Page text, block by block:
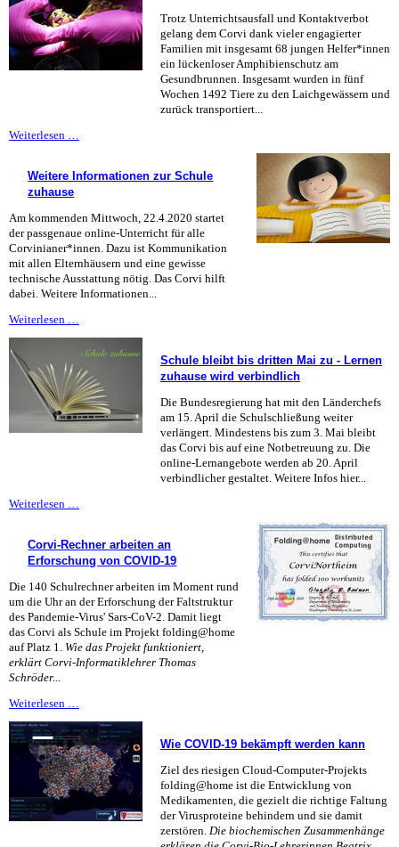
Trotz Unterrichtsausfall und Kontaktverbot
gelang dem Corvi dank vieler engagierter
Familien mit insgesamt 68 jungen Helfer*innen
ein lückenloser Amphibienschutz am
Gesundbrunnen. Insgesamt wurden in fünf
Wochen 1492 Tiere zu den Laichgewässern und
zurück transportiert...
Weiterlesen …
Weitere Informationen zur Schule
zuhause
Am kommenden Mittwoch, 22.4.2020 startet
der passgenaue online-Unterricht für alle
Corvinianer*innen. Dazu ist Kommunikation
mit allen Elternhäusern und eine gewisse
technische Ausstattung nötig. Das Corvi hilft
dabei. Weitere Informationen...
Weiterlesen …
zur
zuhause
Schule bleibt bis dritten Mai zu - Lernen
zuhause wird verbindlich
Die Bundesregierung hat mit den Länderchefs
am 15. April die Schulschließung weiter
verlängert. Mindestens bis zum 3. Mai bleibt
das Corvi bis auf eine Notbetreuung zu. Die
online-Lernangebote werden ab 20. April
verbindlicher gestaltet. Weitere Infos hier...
Weiterlesen …
dritten
Mai
-
Lernen
zuhause
wird
verbindlich
Corvi-Rechner arbeiten an
Erforschung von COVID-19
Die 140 Schulrechner arbeiten im Moment rund
um die Uhr an der Erforschung der Faltstruktur
des Pandemie-Virus' Sars-CoV-2. Damit liegt
das Corvi als Schule im Projekt folding@home
auf Platz 1. Wie das Projekt funktioniert,
erklärt Corvi-Informatiklehrer Thomas
Schröder...
Weiterlesen …
arbeiten
an
Erforschung
von
COVID-
19
Wie COVID-19 bekämpft werden kann
Ziel des riesigen Cloud-Computer-Projekts
folding@home ist die Entwicklung von
Medikamenten, die gezielt die richtige Faltung
der Virusproteine behindern und sie damit
zerstören. Die biochemischen Zusammenhänge